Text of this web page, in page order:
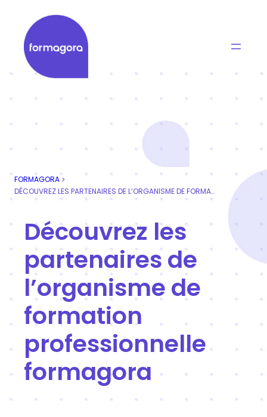
contenu
Formagora
Organisme de formation professionnelle |
FORMAGORA >
DÉCOUVREZ LES PARTENAIRES DE L’ORGANISME DE FORMATION PROFESSIONNELLE FORMAGORA
Découvrez les
partenaires de
l’organisme de
formation
professionnelle
formagora